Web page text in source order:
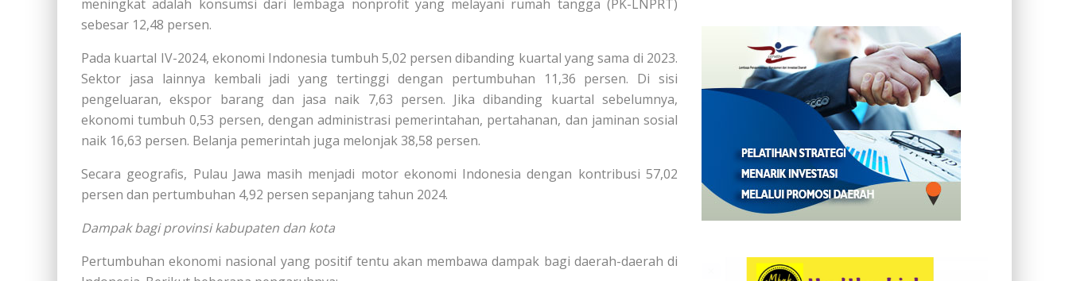
meningkat adalah konsumsi dari lembaga nonprofit yang melayani rumah tangga (PK-LNPRT)
sebesar 12,48 persen.
Pada kuartal IV-2024, ekonomi Indonesia tumbuh 5,02 persen dibanding kuartal yang sama di 2023.
Sektor jasa lainnya kembali jadi yang tertinggi dengan pertumbuhan 11,36 persen. Di sisi
pengeluaran, ekspor barang dan jasa naik 7,63 persen. Jika dibanding kuartal sebelumnya,
ekonomi tumbuh 0,53 persen, dengan administrasi pemerintahan, pertahanan, dan jaminan sosial
naik 16,63 persen. Belanja pemerintah juga melonjak 38,58 persen.
Secara geografis, Pulau Jawa masih menjadi motor ekonomi Indonesia dengan kontribusi 57,02
persen dan pertumbuhan 4,92 persen sepanjang tahun 2024.
Dampak bagi provinsi kabupaten dan kota
Pertumbuhan ekonomi nasional yang positif tentu akan membawa dampak bagi daerah-daerah di